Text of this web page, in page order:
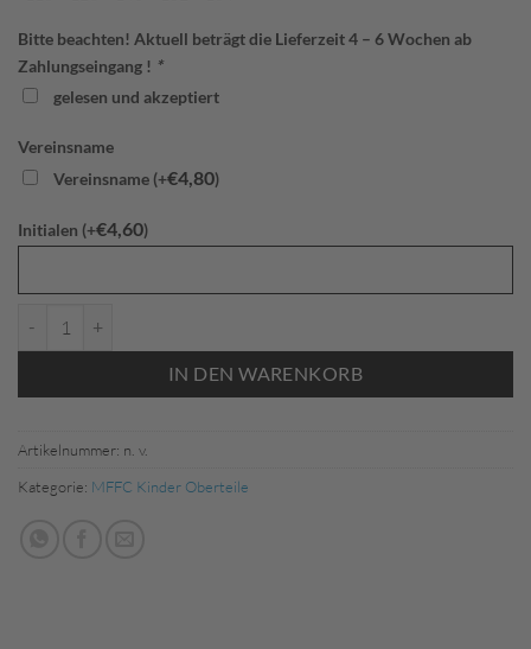
Bitte beachten! Aktuell beträgt die Lieferzeit 4 – 6 Wochen ab
Zahlungseingang ! *
gelesen und akzeptiert
Vereinsname
Vereinsname (+€4,80)
Initialen (+€4,60)
IN DEN WARENKORB
Artikelnummer: n. v.
Kategorie: MFFC Kinder Oberteile